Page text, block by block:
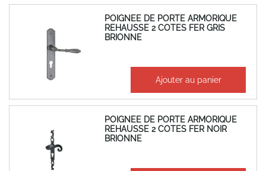
POIGNEE DE PORTE ARMORIQUE
REHAUSSE 2 COTES FER GRIS
BRIONNE
61,89 € Ajouter au panier
POIGNEE DE PORTE ARMORIQUE
REHAUSSE 2 COTES FER NOIR
BRIONNE